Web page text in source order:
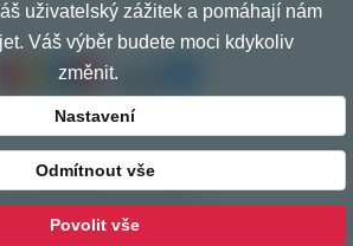
2010-2026 Exprespneu.cz
s láskou www.izon.cz
uživatelský zážitek a pomáhají nám
Váš výběr budete moci kdykoliv
změnit.
Nastavení
Odmítnout vše
Povolit vše